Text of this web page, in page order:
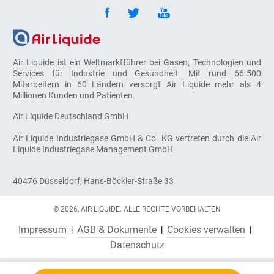
Air Liquide ist ein Weltmarktführer bei Gasen, Technologien und
Services für Industrie und Gesundheit. Mit rund 66.500
Mitarbeitern in 60 Ländern versorgt Air Liquide mehr als 4
Millionen Kunden und Patienten.
Air Liquide Deutschland GmbH
Air Liquide Industriegase GmbH & Co. KG vertreten durch die Air
Liquide Industriegase Management GmbH
40476 Düsseldorf, Hans-Böckler-Straße 33
© 2026, AIR LIQUIDE. ALLE RECHTE VORBEHALTEN
Impressum AGB & Dokumente
Cookies verwalten
Datenschutz